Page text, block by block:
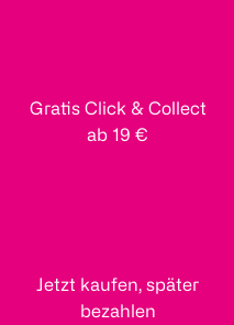
Gratis Click & Collect
ab 19 €
Jetzt kaufen, später
bezahlen